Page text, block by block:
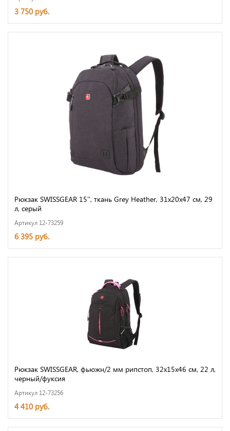
3 750 руб.
Рюкзак SWISSGEAR 15'', ткань Grey Heather, 31x20x47 см, 29
л, серый
Артикул 12-73259
6 395 руб.
Рюкзак SWISSGEAR, фьюжн/2 мм рипстоп, 32x15x46 см, 22 л,
черный/фуксия
Артикул 12-73256
4 410 руб.